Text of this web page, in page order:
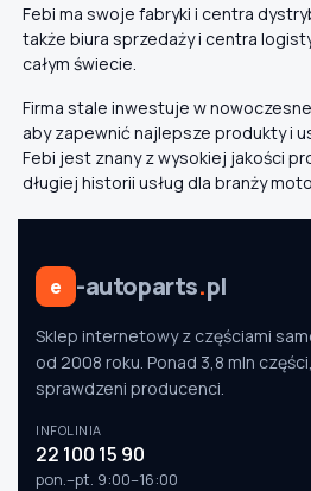
Febi ma swoje fabryki i centra
także biura sprzedaży i centra
całym świecie.
Firma stale inwestuje w
aby zapewnić najlepsze produkty i
Febi jest znany z wysokiej jakości
długiej historii usług dla branży
e -autoparts.pl
Sklep internetowy z częściami
od 2008 roku. Ponad 3,8 mln
sprawdzeni producenci.
INFOLINIA
22 100 15 90
pon.–pt. 9:00–16:00